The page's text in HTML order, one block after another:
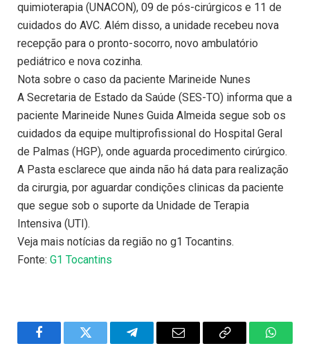
quimioterapia (UNACON), 09 de pós-cirúrgicos e 11 de
cuidados do AVC. Além disso, a unidade recebeu nova
recepção para o pronto-socorro, novo ambulatório
pediátrico e nova cozinha.
Nota sobre o caso da paciente Marineide Nunes
A Secretaria de Estado da Saúde (SES-TO) informa que a
paciente Marineide Nunes Guida Almeida segue sob os
cuidados da equipe multiprofissional do Hospital Geral
de Palmas (HGP), onde aguarda procedimento cirúrgico.
A Pasta esclarece que ainda não há data para realização
da cirurgia, por aguardar condições clinicas da paciente
que segue sob o suporte da Unidade de Terapia
Intensiva (UTI).
Veja mais notícias da região no g1 Tocantins.
Fonte: G1 Tocantins
FacebookTwitter TelegramEmail
Copy